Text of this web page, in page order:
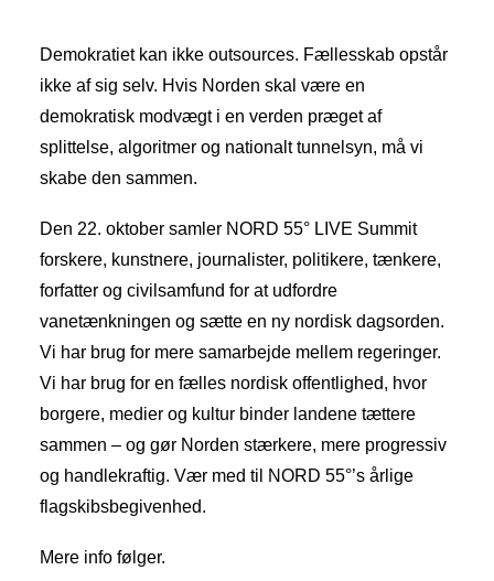
Demokratiet kan ikke outsources. Fællesskab opstår
ikke af sig selv. Hvis Norden skal være en
demokratisk modvægt i en verden præget af
splittelse, algoritmer og nationalt tunnelsyn, må vi
skabe den sammen.
Den 22. oktober samler NORD 55° LIVE Summit
forskere, kunstnere, journalister, politikere, tænkere,
forfatter og civilsamfund for at udfordre
vanetænkningen og sætte en ny nordisk dagsorden.
Vi har brug for mere samarbejde mellem regeringer.
Vi har brug for en fælles nordisk offentlighed, hvor
borgere, medier og kultur binder landene tættere
sammen – og gør Norden stærkere, mere progressiv
og handlekraftig. Vær med til NORD 55°’s årlige
flagskibsbegivenhed.
Mere info følger.